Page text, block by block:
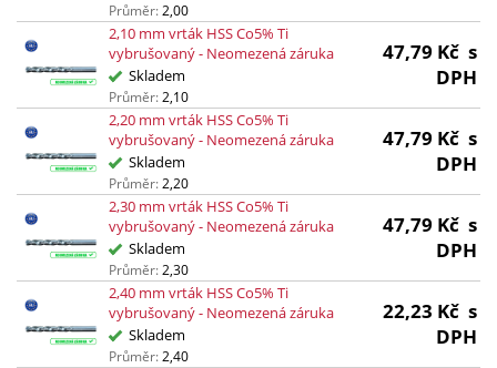
Průměr:2,00
2,10 mm vrták HSS Co5% Ti
vybrušovaný - Neomezená záruka
Skladem
Průměr:2,10
47,79 Kč s
DPH
2,20 mm vrták HSS Co5% Ti
vybrušovaný - Neomezená záruka
Skladem
Průměr:2,20
47,79 Kč s
DPH
2,30 mm vrták HSS Co5% Ti
vybrušovaný - Neomezená záruka
Skladem
Průměr:2,30
47,79 Kč s
DPH
2,40 mm vrták HSS Co5% Ti
vybrušovaný - Neomezená záruka
Skladem
Průměr:2,40
22,23 Kč s
DPH